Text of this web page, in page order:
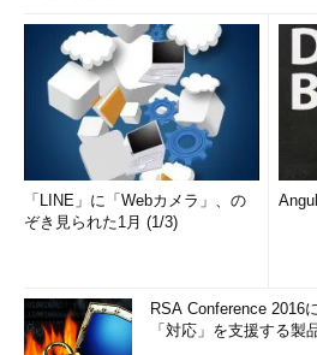
「LINE」に「Webカメラ」、の
ぞき見られた1月 (1/3)
RSA Conference 2016
「対応」を支援する製